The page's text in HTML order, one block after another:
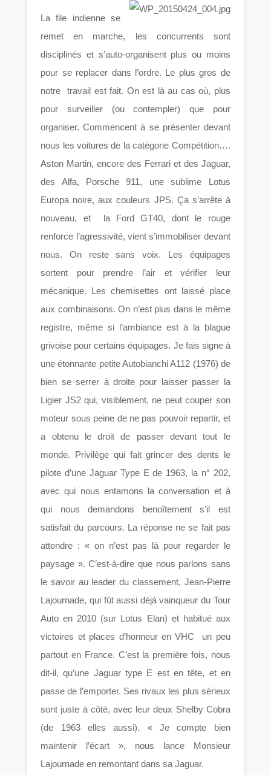
La file indienne se
remet en marche, les concurrents sont
disciplinés et s’auto-organisent plus ou moins
pour se replacer dans l’ordre. Le plus gros de
notre travail est fait. On est là au cas où, plus
pour surveiller (ou contempler) que pour
organiser. Commencent à se présenter devant
nous les voitures de la catégorie Compétition….
Aston Martin, encore des Ferrari et des Jaguar,
des Alfa, Porsche 911, une sublime Lotus
Europa noire, aux couleurs JPS. Ça s’arrête à
nouveau, et la Ford GT40, dont le rouge
renforce l’agressivité, vient s’immobiliser devant
nous. On reste sans voix. Les équipages
sortent pour prendre l’air et vérifier leur
mécanique. Les chemisettes ont laissé place
aux combinaisons. On n’est plus dans le même
registre, même si l’ambiance est à la blague
grivoise pour certains équipages. Je fais signe à
une étonnante petite Autobianchi A112 (1976) de
bien se serrer à droite pour laisser passer la
Ligier JS2 qui, visiblement, ne peut couper son
moteur sous peine de ne pas pouvoir repartir, et
a obtenu le droit de passer devant tout le
monde. Privilège qui fait grincer des dents le
pilote d’une Jaguar Type E de 1963, la n° 202,
avec qui nous entamons la conversation et à
qui nous demandons benoîtement s’il est
satisfait du parcours. La réponse ne se fait pas
attendre : « on n’est pas là pour regarder le
paysage ». C’est-à-dire que nous parlons sans
le savoir au leader du classement, Jean-Pierre
Lajournade, qui fût aussi déjà vainqueur du Tour
Auto en 2010 (sur Lotus Elan) et habitué aux
victoires et places d’honneur en VHC un peu
partout en France. C’est la première fois, nous
dit-il, qu’une Jaguar type E est en tête, et en
passe de l’emporter. Ses rivaux les plus sérieux
sont juste à côté, avec leur deux Shelby Cobra
(de 1963 elles aussi). « Je compte bien
maintenir l’écart », nous lance Monsieur
Lajournade en remontant dans sa Jaguar.